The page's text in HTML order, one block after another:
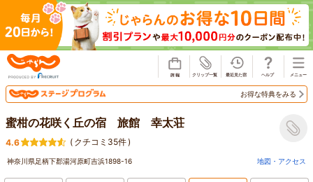
お得な特典をみる
蜜柑の花咲く丘の宿 旅館 幸太荘
4.6 ( クチコミ35件)
神奈川県足柄下郡湯河原町吉浜1898-16 地図・アクセス